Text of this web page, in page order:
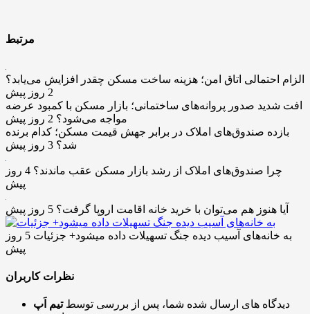
مرتبط
الزام احتمالی اتاق امن؛ هزینه ساخت مسکن چقدر افزایش می‌یابد؟
2 روز پیش
افت شدید صدور پروانه‌های ساختمانی؛ بازار مسکن با کمبود عرضه
مواجه می‌شود؟ 2 روز پیش
بازده صندوق‌های املاک در برابر جهش قیمت مسکن؛ کدام برنده
شد؟ 3 روز پیش
چرا صندوق‌های املاک از رشد بازار مسکن عقب ماندند؟
4 روز
پیش
آیا هنوز هم می‌توان با خرید خانه اقامت اروپا گرفت؟ 5 روز پیش
به خانه‌های آسیب دیده جنگ تسهیلات داده میشود+ جزئیات
5 روز
پیش
نظرات کاربران
دیدگاه های ارسال شده شما، پس از بررسی توسطتیم اَپ